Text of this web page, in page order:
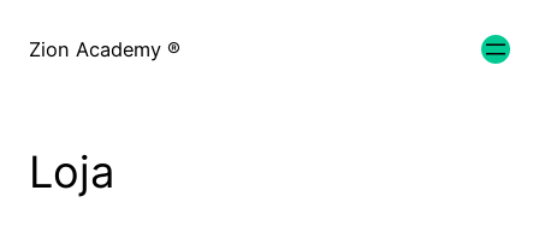
Zion Academy ®
Loja